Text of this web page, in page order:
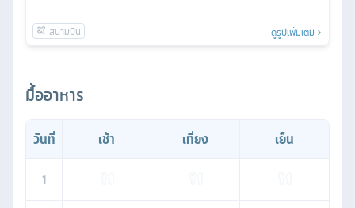
ดูรูปเพิ่มเติม
มื้ออาหาร
วันที่ เช้า เที่ยง
เย็น
1